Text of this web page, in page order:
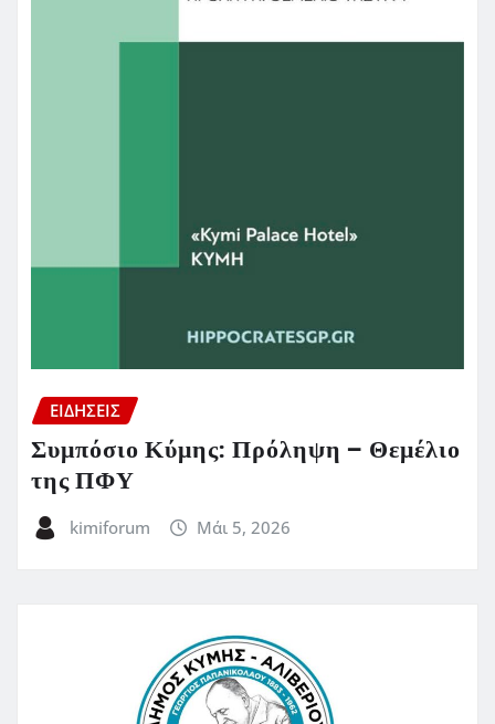
ΕΙΔΗΣΕΙΣ
Συμπόσιο Κύμης: Πρόληψη – Θεμέλιο
της ΠΦΥ
kimiforum Μάι 5, 2026